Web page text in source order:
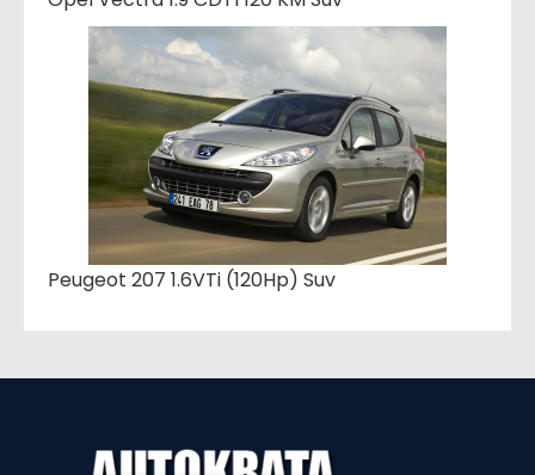
Peugeot 207 1.6VTi (120Hp) Suv